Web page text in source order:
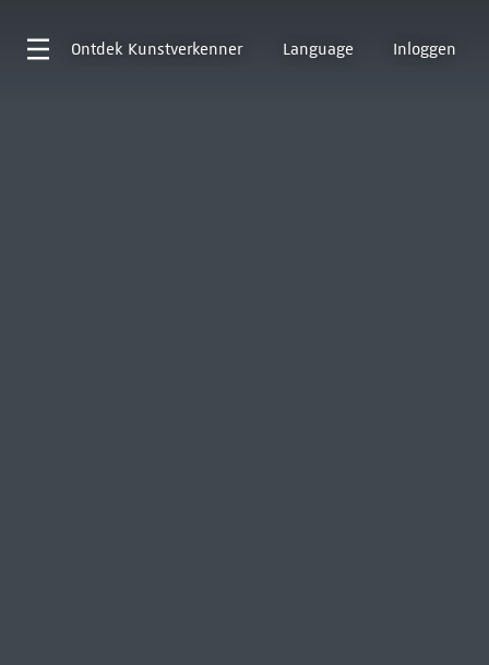
Ontdek Kunstverkenner Language Inloggen